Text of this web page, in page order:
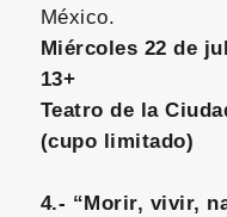
México.
Miércoles 22 de
13+
Teatro de la
(cupo limitado)
4.- “Morir, vivir,